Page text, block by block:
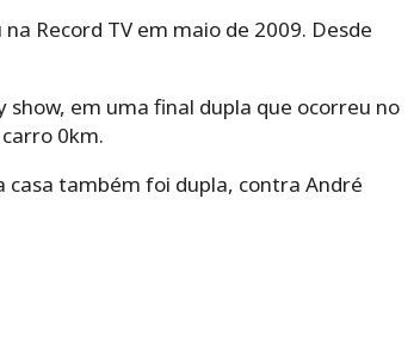
Record TV em maio de 2009. Desde
em uma final dupla que ocorreu no
0km.
também foi dupla, contra André